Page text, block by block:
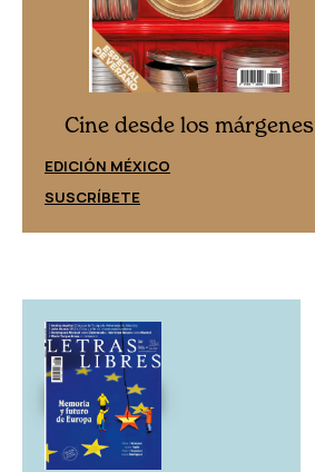
Cine desde los márgenes
EDICIÓN MÉXICO
SUSCRÍBETE